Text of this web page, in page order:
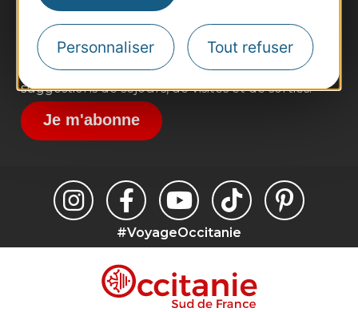
Personnaliser Tout refuser
Voyagistes
Destination Sport
Inscrivez-vous à la lettre d'information
Destination Occitanie pour recevoir des
suggestions de séjours, de visites et de sorties.
Je m'abonne
#VoyageOccitanie